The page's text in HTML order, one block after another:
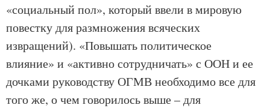
«социальный пол», который ввели в мировую
повестку для размножения всяческих
извращений). «Повышать политическое
влияние» и «активно сотрудничать» с ООН и ее
дочками руководству ОГМВ необходимо все для
того же, о чем говорилось выше – для